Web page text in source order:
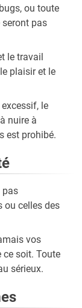
ou toute
pas
le travail
plaisir et le
le
nuire à
est prohibé.
pas
ou celles des
vos
ce soit. Toute
sérieux.